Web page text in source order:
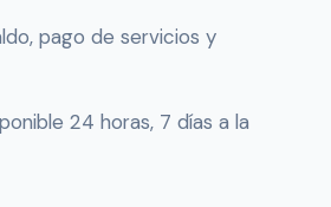
pago de servicios y
24 horas, 7 días a la